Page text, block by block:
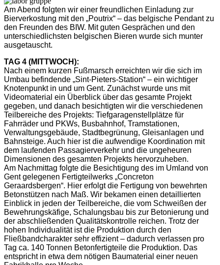
Am Abend folgten wir einer freundlichen Einladung zur
Bierverkostung mit den „Poutrix“ – das belgische Pendant zu
den Freunden des BIW. Mit guten Gesprächen und den
unterschiedlichsten belgischen Bieren wurde sich munter
ausgetauscht.
TAG 4 (MITTWOCH):
Nach einem kurzen Fußmarsch erreichten wir die sich im
Umbau befindende „Sint-Pieters-Station“ – ein wichtiger
Knotenpunkt in und um Gent. Zunächst wurde uns mit
Videomaterial ein Überblick über das gesamte Projekt
gegeben, und danach besichtigten wir die verschiedenen
Teilbereiche des Projekts: Tiefgaragenstellplätze für
Fahrräder und PKWs, Busbahnhof, Tramstationen,
Verwaltungsgebäude, Stadtbegrünung, Gleisanlagen und
Bahnsteige. Auch hier ist die aufwendige Koordination mit
dem laufenden Passagierverkehr und die ungeheuren
Dimensionen des gesamten Projekts hervorzuheben.
Am Nachmittag folgte die Besichtigung des im Umland von
Gent gelegenen Fertigteilwerks „Concreton
Geraardsbergen“. Hier erfolgt die Fertigung von bewehrten
Betonstützen nach Maß. Wir bekamen einen detaillierten
Einblick in jeden der Teilbereiche, die vom Schweißen der
Bewehrungskäfige, Schalungsbau bis zur Betonierung und
der abschließenden Qualitätskontrolle reichen. Trotz der
hohen Individualität ist die Produktion durch den
Fließbandcharakter sehr effizient – dadurch verlassen pro
Tag ca. 140 Tonnen Betonfertigteile die Produktion. Das
entspricht in etwa dem nötigen Baumaterial einer neuen